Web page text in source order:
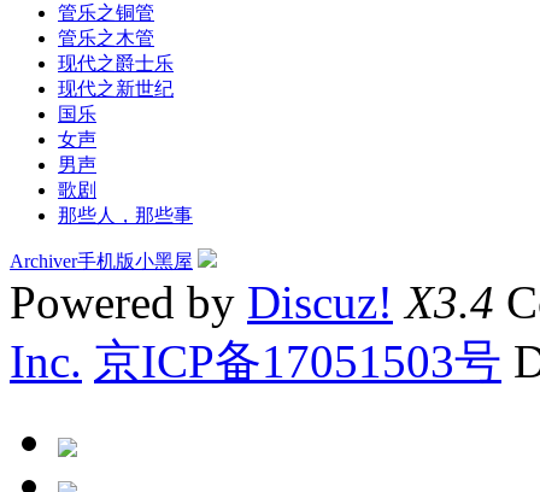
管乐之铜管
管乐之木管
现代之爵士乐
现代之新世纪
国乐
女声
男声
歌剧
那些人，那些事
Archiver手机版小黑屋
Powered by Discuz! X3.4
Inc. 京ICP备17051503号